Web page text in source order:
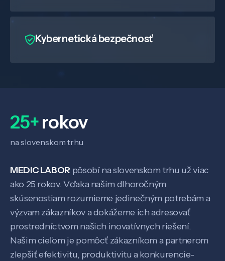
Kybernetická bezpečnosť
25+rokov
na slovenskom trhu
MEDIC LABOR pôsobí na slovenskom trhu už viac
ako 25 rokov. Vďaka našim dlhoročným
skúsenostiam rozumieme jedinečným potrebám a
výzvam zákazníkov a dokážeme ich adresovať
prostredníctvom našich inovatívnych riešení.
Našim cieľom je pomôcť zákazníkom a partnerom
zlepšiť efektivitu, produktivitu a konkurencie-